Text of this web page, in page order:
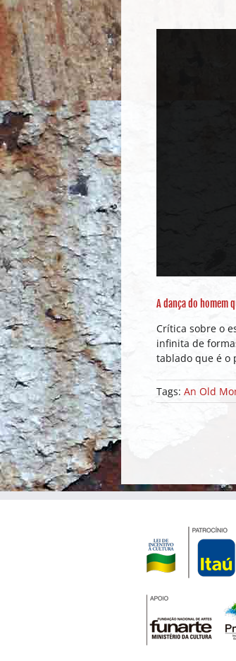
A dança do homem
Crítica sobre o
infinita de
tablado que é o
Tags: An Old